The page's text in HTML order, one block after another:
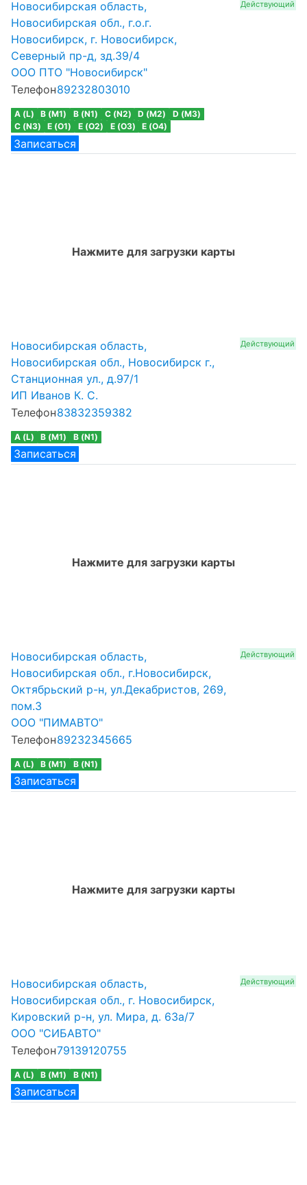
Новосибирская область,
Новосибирская обл., г.о.г.
Новосибирск, г. Новосибирск,
Северный пр-д, зд.39/4
ООО ПТО "Новосибирск"
Телефон89232803010
A (L) B (M1) B (N1) C (N2) D (M2)
D (M3)
C (N3)
E (O1) E (O2) E (O3) E (O4)
Записаться
Действующий
Нажмите для загрузки карты
Новосибирская область,
Новосибирская обл., Новосибирск г.,
Станционная ул., д.97/1
ИП Иванов К. С.
Телефон83832359382
A (L) B (M1) B (N1)
Записаться
Действующий
Нажмите для загрузки карты
Новосибирская область,
Новосибирская обл., г.Новосибирск,
Октябрьский р-н, ул.Декабристов, 269,
пом.3
ООО "ПИМАВТО"
Телефон89232345665
A (L) B (M1) B (N1)
Записаться
Действующий
Нажмите для загрузки карты
Новосибирская область,
Новосибирская обл., г. Новосибирск,
Кировский р-н, ул. Мира, д. 63а/7
ООО "СИБАВТО"
Телефон79139120755
A (L) B (M1) B (N1)
Записаться
Действующий